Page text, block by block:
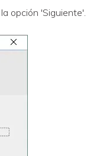
opción 'Siguiente'.